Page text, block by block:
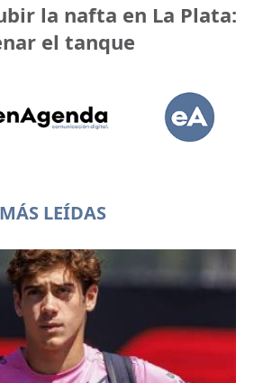
la nafta en La Plata:
el tanque
MÁS LEÍDAS